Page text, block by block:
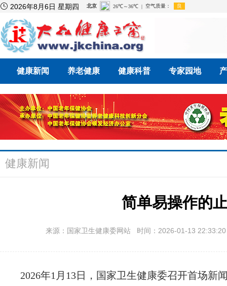
 2026年8月6日 星期四
健康新闻 养老健康 健康科普 专家园地
健康新闻
简单易操作的
来源：国家卫生健康委网站 时间：2026-01-13
2026年1月13日，国家卫生健康委召开首场新